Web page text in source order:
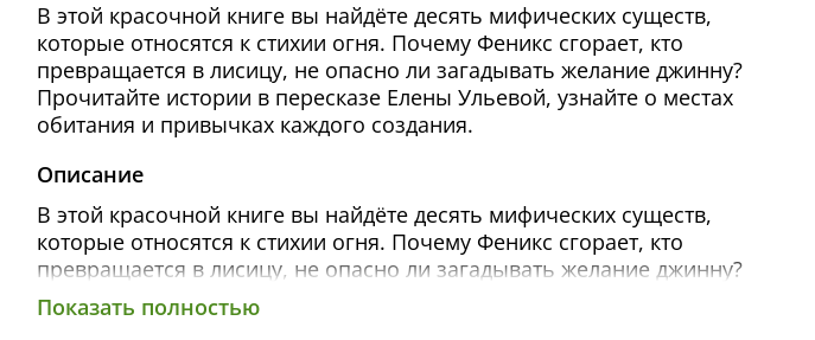
В этой красочной книге вы найдёте десять мифических существ,
которые относятся к стихии огня. Почему Феникс сгорает, кто
превращается в лисицу, не опасно ли загадывать желание джинну?
Прочитайте истории в пересказе Елены Ульевой, узнайте о местах
обитания и привычках каждого создания.
Описание
В этой красочной книге вы найдёте десять мифических существ,
которые относятся к стихии огня. Почему Феникс сгорает, кто
превращается в лисицу, не опасно ли загадывать желание джинну?
Прочитайте истории в пересказе Елены Ульевой, узнайте о местах
обитания и привычках каждого создания.
Показать полностью